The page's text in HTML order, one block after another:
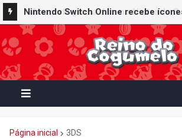
Nintendo Switch Online recebe
Mario Paint (SNES) e Mario Kart:
(GBA)
Página inicial 3DS